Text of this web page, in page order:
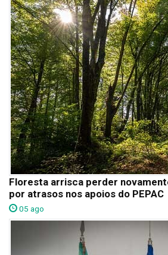
Floresta arrisca perder
por atrasos nos apoios do PEPAC
05 ago